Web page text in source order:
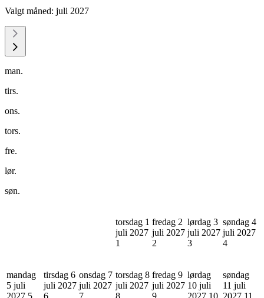
Valgt måned: juli 2027
man.
tirs.
ons.
tors.
fre.
lør.
søn.
torsdag 1
juli 2027
1
fredag 2
juli 2027
2
lørdag 3
juli 2027
3
søndag 4
juli 2027
4
mandag
5 juli
2027 5
tirsdag 6
juli 2027
6
onsdag 7
juli 2027
7
torsdag 8
juli 2027
8
fredag 9
juli 2027
9
lørdag
10 juli
2027 10
søndag
11 juli
2027 11